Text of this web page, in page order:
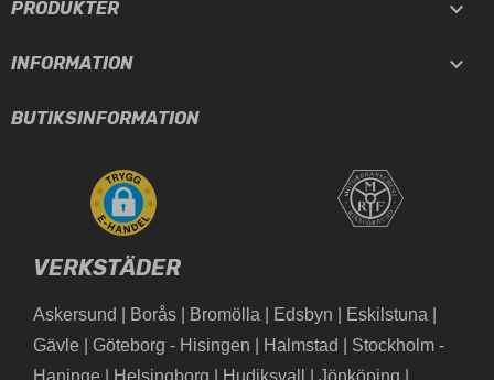
PRODUKTER 
INFORMATION 
BUTIKSINFORMATION
VERKSTÄDER
Askersund Borås Bromölla Edsbyn Eskilstuna
Gävle
Göteborg - Hisingen Halmstad
Stockholm -
Haninge
Helsingborg Hudiksvall Jönköping